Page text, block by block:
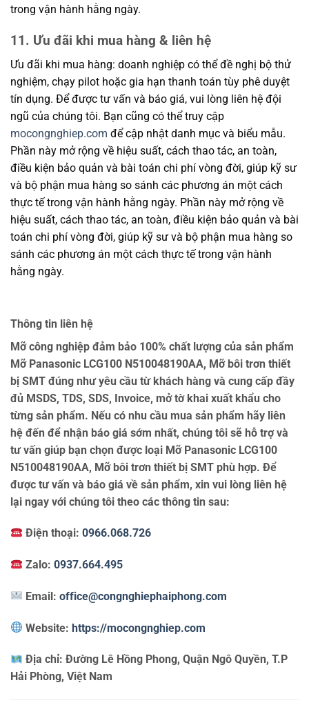
trong vận hành hằng ngày.
11. Ưu đãi khi mua hàng & liên hệ
Ưu đãi khi mua hàng: doanh nghiệp có thể đề nghị bộ thử
nghiệm, chạy pilot hoặc gia hạn thanh toán tùy phê duyệt
tín dụng. Để được tư vấn và báo giá, vui lòng liên hệ đội
ngũ của chúng tôi. Bạn cũng có thể truy cập
mocongnghiep.com để cập nhật danh mục và biểu mẫu.
Phần này mở rộng về hiệu suất, cách thao tác, an toàn,
điều kiện bảo quản và bài toán chi phí vòng đời, giúp kỹ sư
và bộ phận mua hàng so sánh các phương án một cách
thực tế trong vận hành hằng ngày. Phần này mở rộng về
hiệu suất, cách thao tác, an toàn, điều kiện bảo quản và bài
toán chi phí vòng đời, giúp kỹ sư và bộ phận mua hàng so
sánh các phương án một cách thực tế trong vận hành
hằng ngày.
Thông tin liên hệ
Mỡ công nghiệp đảm bảo 100% chất lượng của sản phẩm
Mỡ Panasonic LCG100 N510048190AA, Mỡ bôi trơn thiết
bị SMT đúng như yêu cầu từ khách hàng và cung cấp đầy
đủ MSDS, TDS, SDS, Invoice, mở tờ khai xuất khẩu cho
từng sản phẩm. Nếu có nhu cầu mua sản phẩm hãy liên
hệ đến để nhận báo giá sớm nhất, chúng tôi sẽ hỗ trợ và
tư vấn giúp bạn chọn được loại Mỡ Panasonic LCG100
N510048190AA, Mỡ bôi trơn thiết bị SMT phù hợp. Để
được tư vấn và báo giá về sản phẩm, xin vui lòng liên hệ
lại ngay với chúng tôi theo các thông tin sau:
Điện thoại:0966.068.726
Zalo:0937.664.495
Email:office@congnghiephaiphong.com
Website:https://mocongnghiep.com
Địa chỉ:Đường Lê Hồng Phong, Quận Ngô Quyền, T.P
Hải Phòng, Việt Nam